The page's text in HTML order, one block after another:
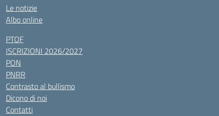
Le notizie
Albo online
PTOF
ISCRIZIONI 2026/2027
PON
PNRR
Contrasto al bullismo
Dicono di noi
Contatti